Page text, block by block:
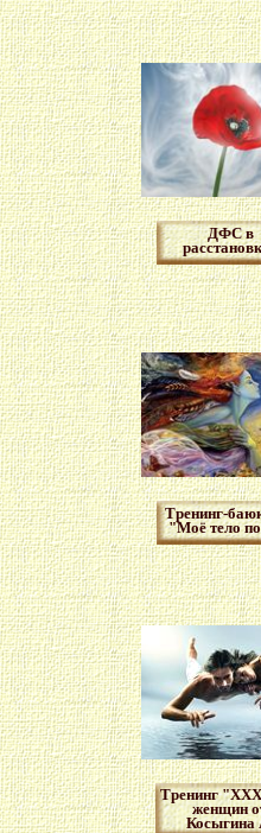
ДФС в
Тренинг-
"Моё тело
Тренинг
женщин
Косыгина